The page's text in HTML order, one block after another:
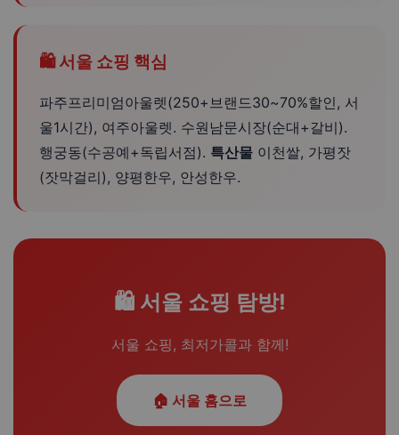
🛍️ 서울 쇼핑 핵심
파주프리미엄아울렛(250+브랜드30~70%할인, 서
울1시간), 여주아울렛. 수원남문시장(순대+갈비).
행궁동(수공예+독립서점). 특산물 이천쌀, 가평잣
(잣막걸리), 양평한우, 안성한우.
🛍️ 서울 쇼핑 탐방!
서울 쇼핑, 최저가콜과 함께!
🏠 서울 홈으로